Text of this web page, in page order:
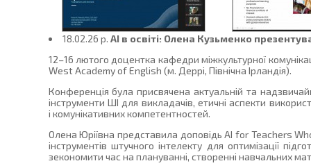
18.02.26 p. AI в освіті: Олена Кузьменко
12–16 лютого доцентка кафедри міжкультурної
West Academy of English (м. Деррі, Північна Ірландія).
Конференція була присвячена актуальній та
інструменти ШІ для викладачів, етичні аспекти
і комунікативних компетентностей.
Олена Юріївна представила доповідь AI for Teachers
інструментів штучного інтелекту для оптимізації
зекономити час на плануванні, створенні навчальних